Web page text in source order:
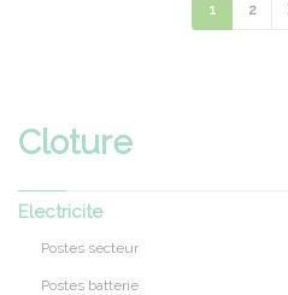
1 2
Cloture
Electricite
Postes secteur
Postes batterie